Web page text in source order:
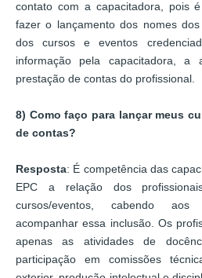
contato com a capacitadora, pois
fazer o lançamento dos nomes
dos cursos e eventos
informação pela capacitadora, a
prestação de contas do profissional.
8) Como faço para lançar meus
de contas?
Resposta: É competência das
EPC a relação dos
cursos/eventos, cabendo aos
acompanhar essa inclusão. Os
apenas as atividades de
participação em comissões